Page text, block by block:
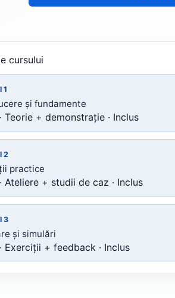
cursului
1
și fundamente
Teorie + demonstrație · Inclus
2
practice
Ateliere + studii de caz · Inclus
3
și simulări
Exerciții + feedback · Inclus